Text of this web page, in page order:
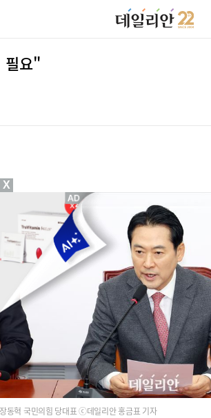
필요"
장동혁 국민의힘 당대표 ⓒ데일리안 홍금표 기자
X